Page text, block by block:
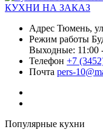
КУХНИ НА ЗАКАЗ
Адрес Тюмень,
Режим работы
Выходные: 11:00
Телефон +7
Почта pers-
Популярные кухни